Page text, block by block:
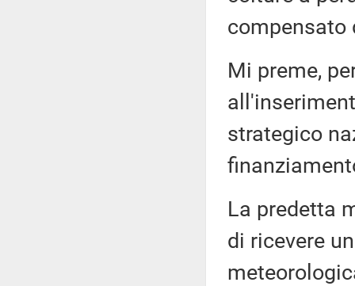
compensato
Mi preme,
strategico
La predetta
di ricevere